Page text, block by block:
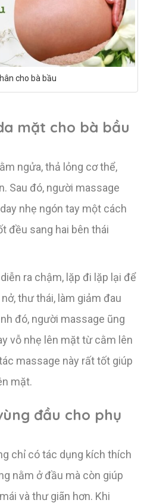
cho bà bầu
mặt cho bà bầu
ngửa, thả lỏng cơ thể,
Sau đó, người massage
nhẹ ngón tay một cách
đều sang hai bên thái
ra chậm, lặp đi lặp lại để
thư thái, làm giảm đau
đó, người massage ũng
vỗ nhẹ lên mặt từ cằm lên
massage này rất tốt giúp
mặt.
đầu cho phụ
chỉ có tác dụng kích thích
nằm ở đầu mà còn giúp
và thư giãn hơn. Khi